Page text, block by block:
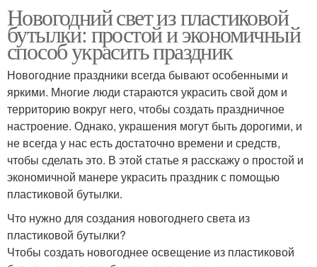
Новогодний свет из пластиковой
бутылки: простой и экономичный
способ украсить праздник
Новогодние праздники всегда бывают особенными и
яркими. Многие люди стараются украсить свой дом и
территорию вокруг него, чтобы создать праздничное
настроение. Однако, украшения могут быть дорогими, и
не всегда у нас есть достаточно времени и средств,
чтобы сделать это. В этой статье я расскажу о простой и
экономичной манере украсить праздник с помощью
пластиковой бутылки.
Что нужно для создания новогоднего света из
пластиковой бутылки?
Чтобы создать новогоднее освещение из пластиковой